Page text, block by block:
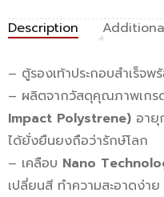
Description
– ตู้รองเท้าประกอบสำเร็จพ
– ผลิตจากวัสดุคุณภาพเกร
Impact Polystrene) อายุ
ได้ยั่งยืนยงถือว่ารักษ์โลก
– เคลือบ Nano
เปลี่ยนสี ทำความสะอาดง่าย